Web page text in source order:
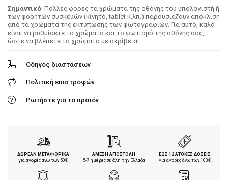
Σημαντικό: Πολλές φορές τα χρώματα της οθόνης του υπολογιστή ή
των φορητών συσκευών (κινητό, tablet κ.λπ.) παρουσιάζουν απόκλιση
από τα χρώματα της εκτύπωσης των φωτογραφιών. Για αυτό, καλό
είναι να ρυθμίσετε τα χρώματα και το φωτισμό της οθόνης σας,
ώστε να βλέπετε τα χρώματα με ακρίβεια!
Οδηγός διαστάσεων
Πολιτική επιστροφών
Ρωτήστε για το προϊόν
ΔΩΡΕΑΝ ΜΕΤΑΦΟΡΙΚΑ
για αγορές άνω των 50€
ΑΜΕΣΗ ΑΠΟΣΤΟΛΗ
5-7 ημέρες σε όλη την Ελλάδα
ΕΩΣ 12 ΑΤΟΚΕΣ ΔΟΣΕΙΣ
για αγορές άνω των 100€